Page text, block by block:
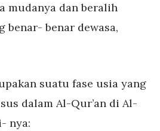
mudanya dan beralih
benar- benar dewasa,
suatu fase usia yang
dalam Al-Qur’an di Al-
nya: